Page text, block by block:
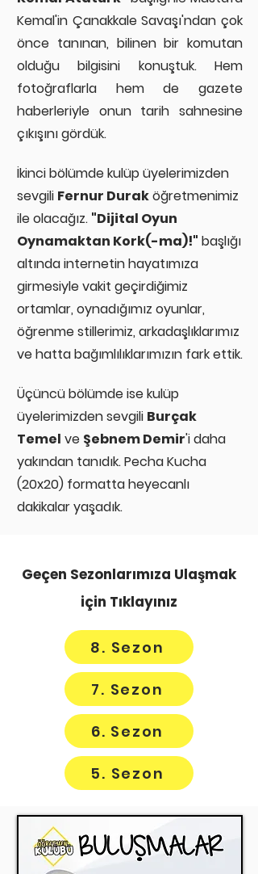
Kemal'in Çanakkale Savaşı'ndan çok
önce tanınan, bilinen bir komutan
olduğu bilgisini konuştuk. Hem
fotoğraflarla hem de gazete
haberleriyle onun tarih sahnesine
çıkışını gördük.
İkinci bölümde kulüp üyelerimizden
sevgili Fernur Duraköğretmenimiz
ile olacağız. "Dijital Oyun
Oynamaktan Kork(-ma)!" başlığı
altında internetin hayatımıza
girmesiyle vakit geçirdiğimiz
ortamlar, oynadığımız oyunlar,
öğrenme stillerimiz, arkadaşlıklarımız
ve hatta bağımlılıklarımızın fark ettik.
Üçüncü bölümde ise kulüp
üyelerimizden sevgili Burçak
Temel ve Şebnem Demir'i daha
yakından tanıdık. Pecha Kucha
(20x20) formatta heyecanlı
dakikalar yaşadık.
Geçen Sezonlarımıza Ulaşmak
için Tıklayınız
8. Sezon
7. Sezon
6. Sezon
5. Sezon